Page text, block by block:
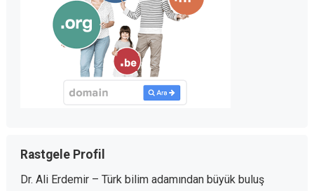
Rastgele Profil
Dr. Ali Erdemir – Türk bilim adamından büyük buluş